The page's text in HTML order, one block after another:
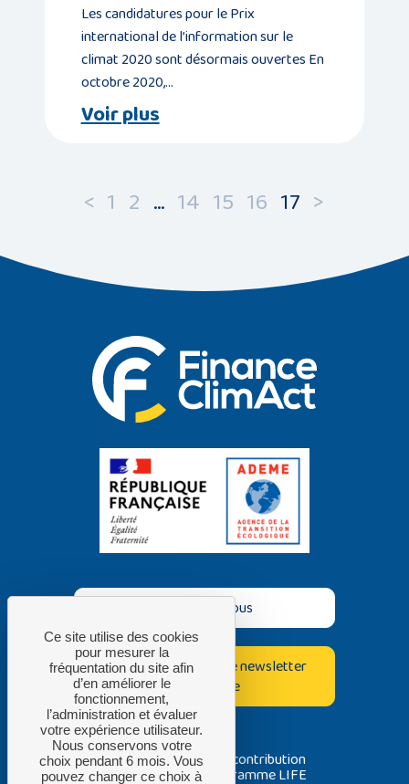
Les candidatures pour le Prix
international de l’information sur le
climat 2020 sont désormais ouvertes En
octobre 2020,…
Voir plus
< 1 2 … 14 15 16 17 >
Contactez-nous
Inscrivez-vous à notre newsletter
bimestrielle
Avec la contribution
du programme LIFE
Ce site utilise des cookies
pour mesurer la
fréquentation du site afin
d’en améliorer le
fonctionnement,
l’administration et évaluer
votre expérience utilisateur.
Nous conservons votre
choix pendant 6 mois. Vous
pouvez changer ce choix à